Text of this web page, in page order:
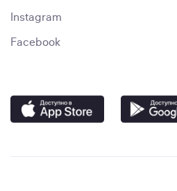
Instagram
Facebook